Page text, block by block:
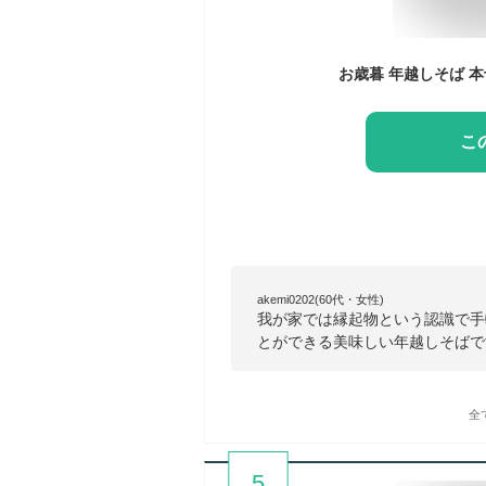
こ
akemi0202(60代・女性)
我が家では縁起物という認識で
とができる美味しい年越しそば
全